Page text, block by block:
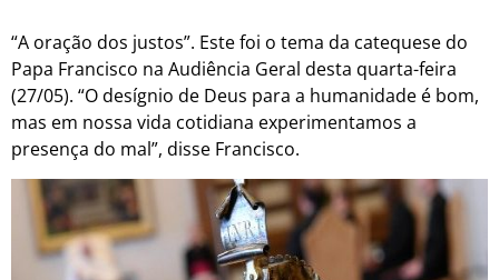
“A oração dos justos”. Este foi o tema da catequese do
Papa Francisco na Audiência Geral desta quarta-feira
(27/05). “O desígnio de Deus para a humanidade é bom,
mas em nossa vida cotidiana experimentamos a
presença do mal”, disse Francisco.